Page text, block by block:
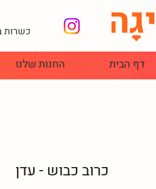
כשרות
דף הבית החנות שלנו
כרוב כבוש - עדן